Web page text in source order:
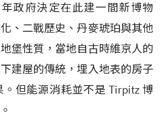
年政府決定在此建一間新博物
、二戰歷史、丹麥琥珀與其他
堡性質，當地自古時維京人的
建屋的傳統，埋入地表的房子
但能源消耗並不是 Tirpitz 博